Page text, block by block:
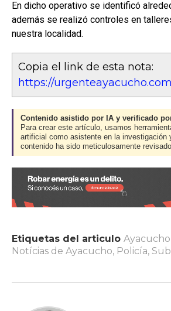
En dicho operativo se identificó
además se realizó controles en
nuestra localidad.
Copia el link de esta nota:
https://
Contenido asistido por IA y verificado
Para crear este artículo, usamos
artificial como asistente en la investigación
contenido ha sido meticulosamente
Etiquetas del articulo Ayacucho
Notícias de Ayacucho, Policía,